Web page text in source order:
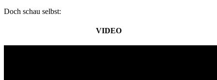
Doch schau selbst:
VIDEO